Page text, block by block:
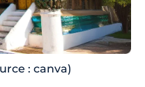
: canva)